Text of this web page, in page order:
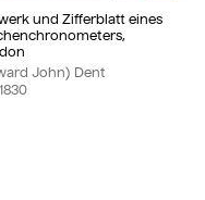
und Zifferblatt eines
John) Dent
1830